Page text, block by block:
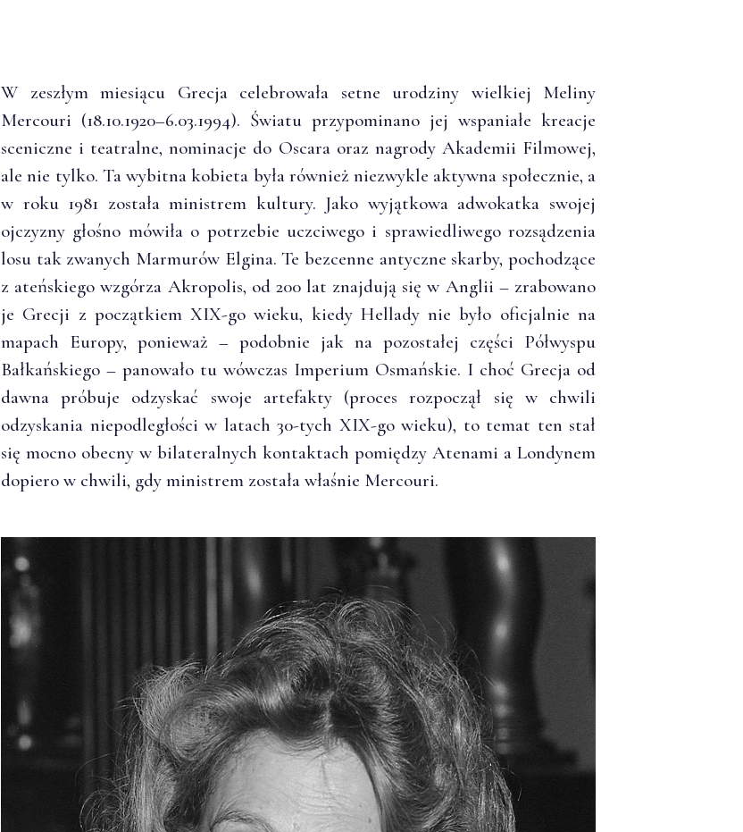
W zeszłym miesiącu Grecja celebrowała setne urodziny wielkiej Meliny
Mercouri (18.10.1920–6.03.1994). Światu przypominano jej wspaniałe kreacje
sceniczne i teatralne, nominacje do Oscara oraz nagrody Akademii Filmowej,
ale nie tylko. Ta wybitna kobieta była również niezwykle aktywna społecznie, a
w roku 1981 została ministrem kultury. Jako wyjątkowa adwokatka swojej
ojczyzny głośno mówiła o potrzebie uczciwego i sprawiedliwego rozsądzenia
losu tak zwanych Marmurów Elgina. Te bezcenne antyczne skarby, pochodzące
z ateńskiego wzgórza Akropolis, od 200 lat znajdują się w Anglii – zrabowano
je Grecji z początkiem XIX-go wieku, kiedy Hellady nie było oficjalnie na
mapach Europy, ponieważ – podobnie jak na pozostałej części Półwyspu
Bałkańskiego – panowało tu wówczas Imperium Osmańskie. I choć Grecja od
dawna próbuje odzyskać swoje artefakty (proces rozpoczął się w chwili
odzyskania niepodległości w latach 30-tych XIX-go wieku), to temat ten stał
się mocno obecny w bilateralnych kontaktach pomiędzy Atenami a Londynem
dopiero w chwili, gdy ministrem została właśnie Mercouri.